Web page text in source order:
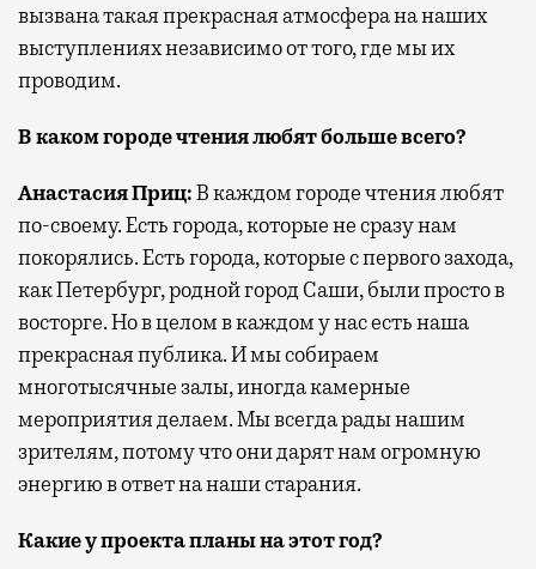
вызвана такая прекрасная атмосфера на наших
выступлениях независимо от того, где мы их
проводим.
В каком городе чтения любят больше всего?
Анастасия Приц:В каждом городе чтения любят
по-своему. Есть города, которые не сразу нам
покорялись. Есть города, которые с первого захода,
как Петербург, родной город Саши, были просто в
восторге. Но в целом в каждом у нас есть наша
прекрасная публика. И мы собираем
многотысячные залы, иногда камерные
мероприятия делаем. Мы всегда рады нашим
зрителям, потому что они дарят нам огромную
энергию в ответ на наши старания.
Какие у проекта планы на этот год?